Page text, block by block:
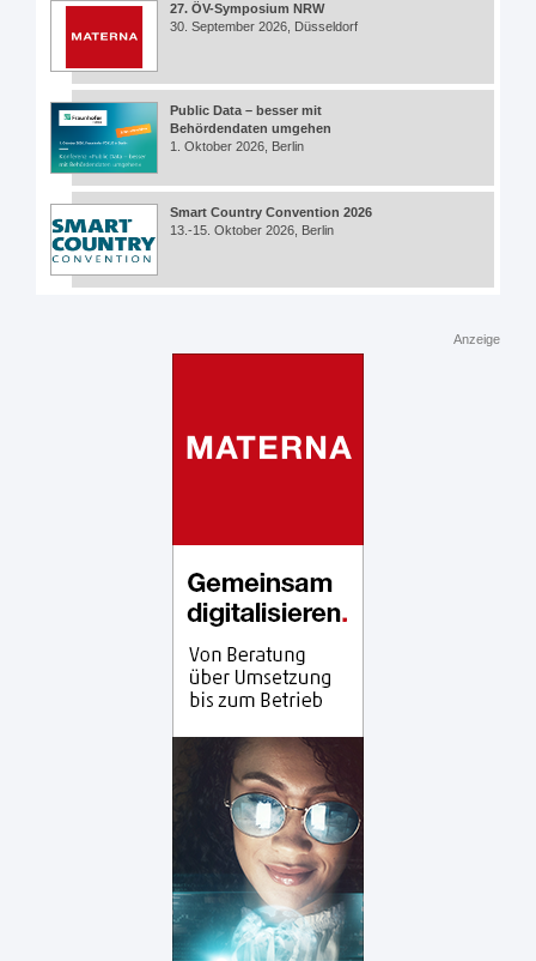
27. ÖV-Symposium NRW
30. September 2026, Düsseldorf
Public Data – besser mit
Behördendaten umgehen
1. Oktober 2026, Berlin
Smart Country Convention 2026
13.-15. Oktober 2026, Berlin
Anzeige